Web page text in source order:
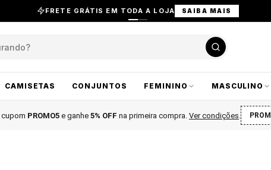
FRETE GRÁTIS EM TODA A LOJA SAIBA MAIS
CAMISETAS CONJUNTOS FEMININO MASCULINO
PROMO5 e ganhe 5% OFF na primeira compra Ver condições